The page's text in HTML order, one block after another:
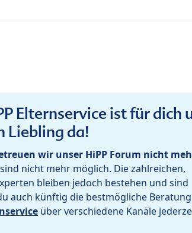
Elternservice ist für dich
Liebling da!
wir unser HiPP Forum nicht
nicht mehr möglich. Die zahlreichen,
bleiben jedoch bestehen und sind
auch künftig die bestmögliche Beratung
über verschiedene Kanäle